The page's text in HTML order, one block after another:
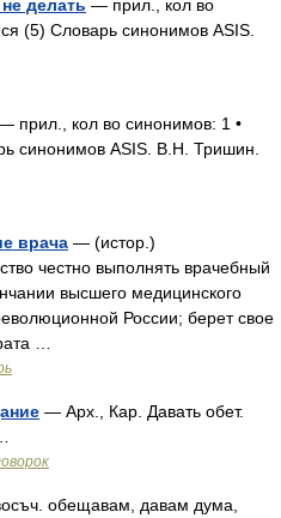
делать — прил., кол во
(5) Словарь синонимов ASIS.
прил., кол во синонимов: 1 •
синонимов ASIS. В.Н. Тришин.
врача — (истор.)
честно выполнять врачебный
высшего медицинского
России; берет свое
…
— Арх., Кар. Давать обет.
обещавам, давам дума,